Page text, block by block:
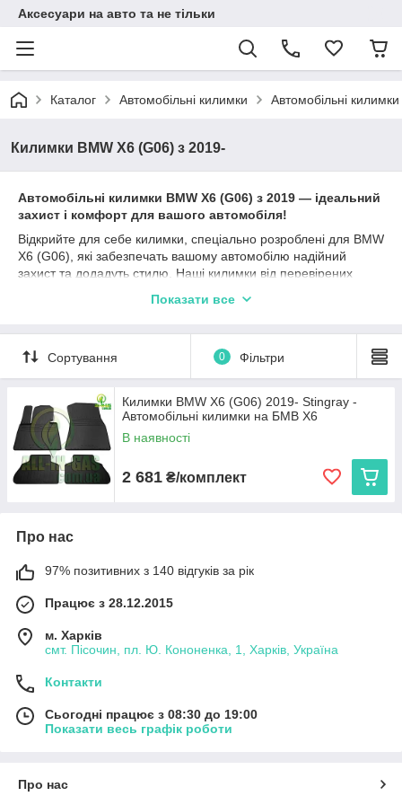
Аксесуари на авто та не тільки
Каталог Автомобільні килимки Автомобільні
Килимки BMW X6 (G06) з 2019-
Автомобільні килимки BMW X6 (G06) з 2019 — ідеальний
захист і комфорт для вашого автомобіля!
Відкрийте для себе килимки, спеціально розроблені для BMW
X6 (G06), які забезпечать вашому автомобілю надійний
захист та додадуть стилю. Наші килимки від перевірених
ідеально підходять для БМВ Х6 Г06 та гарантують
Матеріали, такі як каучук, поліуретан та гума, забезпечують
відмінні захисні характеристики, а різноманітність типів
бортиків (2,5 см, 4 см, євроборт) дозволяє вибрати найбільш
підходящий варіант залежно від ваших уподобань та умов
експлуатації. Ми пропонуємо:
Cargumm з євробортом
салону, легкість у догляді та висока зносостійкість.
Avto gumm з бортиком 2,5 см— надійний захист
Stingray
для максимальної захисту і преміального вигляду.
Кожен виріб виготовляється в Україні, що гарантує високу
якість та доступну ціну.
Виберіть автокиликми, які ідеально підходять вашому BMW
X6 (G06), та насолоджуйтеся чистотою і комфортом на
кожному кілометрі дороги!
Показати все
Сортування 0 Фільтри
Килимки BMW X6 (G06) 2019- Stingray -
Автомобільні килимки на БМВ Х6
В наявності
2 681 ₴/комплект
Про нас
97% позитивних з 140 відгуків за рік
Працює з 28.12.2015
м. Харків
смт. Пісочин, пл. Ю. Кононенка, 1, Харків, Україна
Контакти
Сьогодні працює з 08:30 до 19:00
Показати весь графік роботи
Про нас